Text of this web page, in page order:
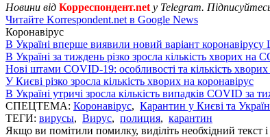
Новини від Корреспондент.net у Telegram.
Читайте Korrespondent.net в Google News
Коронавірус
В Україні вперше виявили новий варіант коронавірусу
В Україні за тиждень різко зросла кількість хворих на
Нові штами COVID-19: особливості та кількість хворих
У Києві різко зросла кількість хворих на коронавірус
В Україні утричі зросла кількість випадків COVID за
СПЕЦТЕМА: Коронавірус, Карантин у Києві та
ТЕГИ: вирусы, Вирус, полиция, карантин
Якщо ви помітили помилку, виділіть необхідний